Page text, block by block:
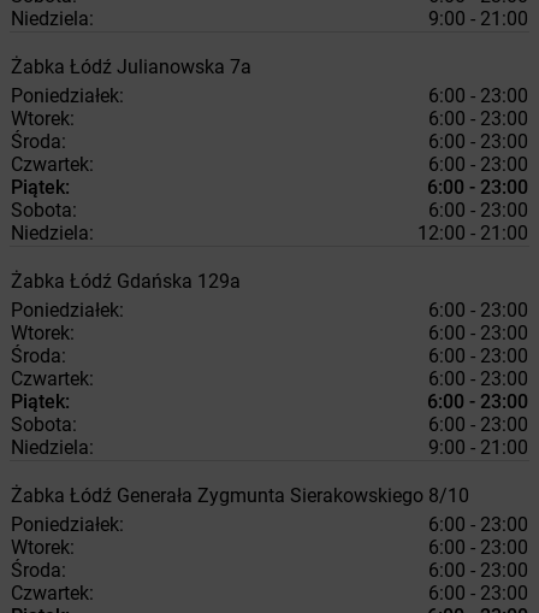
Niedziela:
9:00 - 21:00
Żabka Łódź Julianowska 7a
Poniedziałek:
6:00 - 23:00
Wtorek:
6:00 - 23:00
Środa:
6:00 - 23:00
Czwartek:
6:00 - 23:00
Piątek:
6:00 - 23:00
Sobota:
6:00 - 23:00
Niedziela:
12:00 - 21:00
Żabka Łódź Gdańska 129a
Poniedziałek:
6:00 - 23:00
Wtorek:
6:00 - 23:00
Środa:
6:00 - 23:00
Czwartek:
6:00 - 23:00
Piątek:
6:00 - 23:00
Sobota:
6:00 - 23:00
Niedziela:
9:00 - 21:00
Żabka Łódź Generała Zygmunta Sierakowskiego 8/10
Poniedziałek:
6:00 - 23:00
Wtorek:
6:00 - 23:00
Środa:
6:00 - 23:00
Czwartek:
6:00 - 23:00